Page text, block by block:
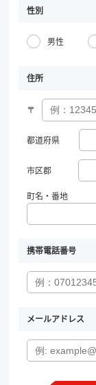
性別
男性
住所
〒
都道府県
市区郡
町名・番地
携帯電話番号
メールアドレス